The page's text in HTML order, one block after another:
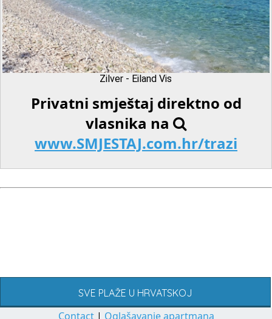
Zilver - Eiland Vis
Privatni smještaj direktno od
vlasnika na
www.SMJESTAJ.com.hr/trazi
SVE PLAŽE U HRVATSKOJ
Contact| Oglašavanje apartmana